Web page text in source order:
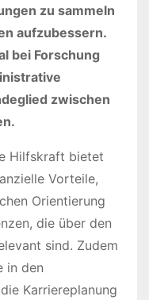
zu sammeln
aufzubessern.
bei Forschung
zwischen
Hilfskraft bietet
Vorteile,
Orientierung
die über den
sind. Zudem
in den
Karriereplanung